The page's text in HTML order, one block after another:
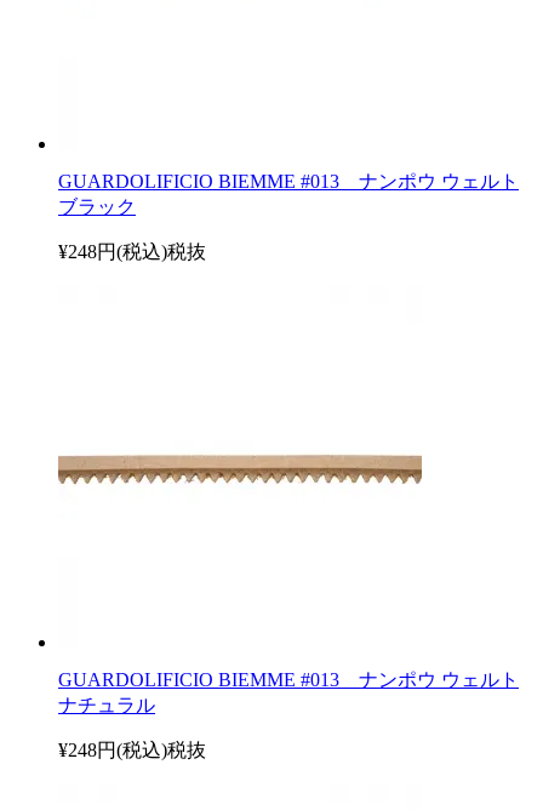
GUARDOLIFICIO BIEMME #013 ナンポウ ウェルト
ブラック
¥248円(税込)税抜
GUARDOLIFICIO BIEMME #013 ナンポウ ウェルト
ナチュラル
¥248円(税込)税抜